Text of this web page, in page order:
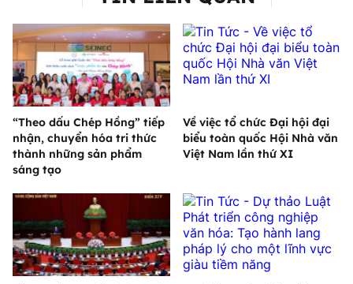
“Theo dấu Chép Hồng” tiếp
nhận, chuyển hóa tri thức
thành những sản phẩm
sáng tạo
Về việc tổ chức Đại hội đại
biểu toàn quốc Hội Nhà văn
Việt Nam lần thứ XI